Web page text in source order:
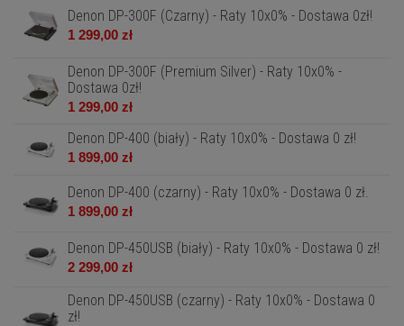
Denon DP-300F (Czarny) - Raty 10x0% - Dostawa 0zł!
1 299,00 zł
Denon DP-300F (Premium Silver) - Raty 10x0% -
Dostawa 0zł!
1 299,00 zł
Denon DP-400 (biały) - Raty 10x0% - Dostawa 0 zł!
1 899,00 zł
Denon DP-400 (czarny) - Raty 10x0% - Dostawa 0 zł.
1 899,00 zł
Denon DP-450USB (biały) - Raty 10x0% - Dostawa 0 zł!
2 299,00 zł
Denon DP-450USB (czarny) - Raty 10x0% - Dostawa 0
zł!